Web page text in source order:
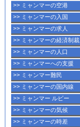
>> ミャンマーの空港
>> ミャンマーの入国
>> ミャンマーの求人
>> ミャンマーの経済制裁
>> ミャンマーの人口
>> ミャンマーへの支援
>> ミャンマー難民
>> ミャンマーの国内線
>> ミャンマー ルビー
>> ミャンマーの気候
>> ミャンマーの時差